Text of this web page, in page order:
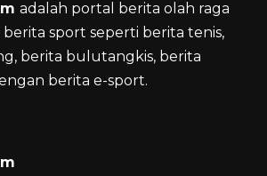
adalah portal berita olah raga
sport seperti berita tenis,
berita bulutangkis, berita
berita e-sport.